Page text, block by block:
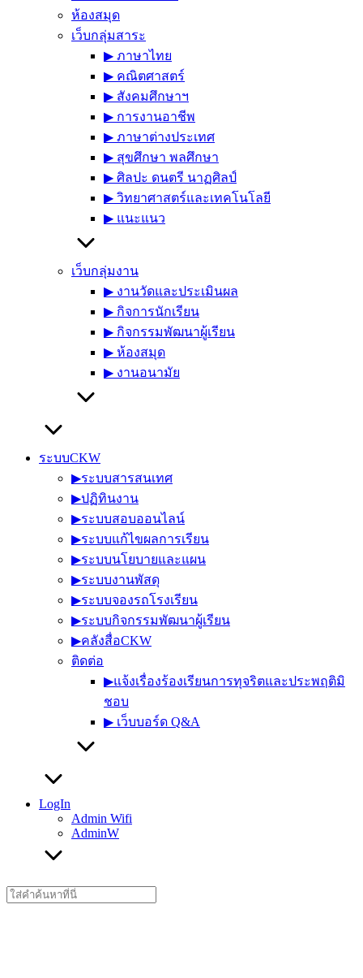
ห้องสมุด
เว็บกลุ่มสาระ
▶︎ ภาษาไทย
▶︎ คณิตศาสตร์
▶︎ สังคมศึกษาฯ
▶︎ การงานอาชีพ
▶︎ ภาษาต่างประเทศ
▶︎ สุขศึกษา พลศึกษา
▶︎ ศิลปะ ดนตรี นาฏศิลป์
▶︎ วิทยาศาสตร์และเทคโนโลยี
▶︎ แนะแนว
เว็บกลุ่มงาน
▶︎ งานวัดและประเมินผล
▶︎ กิจการนักเรียน
▶︎ กิจกรรมพัฒนาผู้เรียน
▶︎ ห้องสมุด
▶︎ งานอนามัย
ระบบCKW
▶︎ระบบสารสนเทศ
▶︎ปฏิทินงาน
▶︎ระบบสอบออนไลน์
▶︎ระบบแก้ไขผลการเรียน
▶︎ระบบนโยบายและแผน
▶︎ระบบงานพัสดุ
▶︎ระบบจองรถโรงเรียน
▶︎ระบบกิจกรรมพัฒนาผู้เรียน
▶︎คลังสื่อCKW
ติดต่อ
▶︎แจ้งเรื่องร้องเรียนการทุจริตและประพฤติมิ
ชอบ
▶︎ เว็บบอร์ด Q&A
LogIn
Admin Wifi
AdminW
Search
for: